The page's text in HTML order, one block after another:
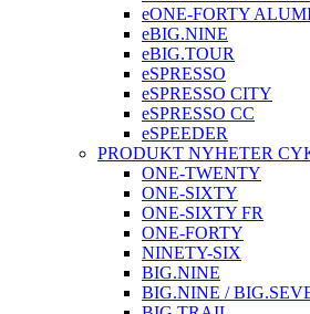
eONE-FORTY
eBIG.NINE
eBIG.TOUR
eSPRESSO
eSPRESSO CITY
eSPRESSO CC
eSPEEDER
PRODUKT NYHETER
ONE-TWENTY
ONE-SIXTY
ONE-SIXTY FR
ONE-FORTY
NINETY-SIX
BIG.NINE
BIG.NINE /